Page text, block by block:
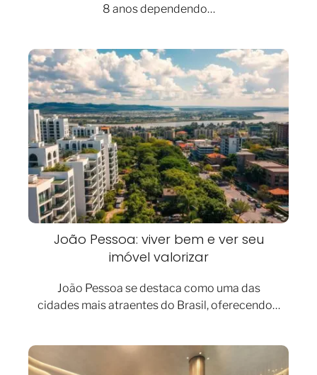
8 anos dependendo…
João Pessoa: viver bem e ver seu
imóvel valorizar
João Pessoa se destaca como uma das
cidades mais atraentes do Brasil, oferecendo…